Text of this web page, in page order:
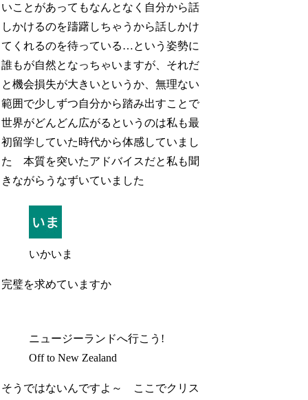
いことがあってもなんとなく自分から話
しかけるのを躊躇しちゃうから話しかけ
てくれるのを待っている…という姿勢に
誰もが自然となっちゃいますが、それだ
と機会損失が大きいというか、無理ない
範囲で少しずつ自分から踏み出すことで
世界がどんどん広がるというのは私も最
初留学していた時代から体感していまし
た 本質を突いたアドバイスだと私も聞
きながらうなずいていました
いかいま
完璧を求めていますか
ニュージーランドへ行こう!
Off to New Zealand
そうではないんですよ～ ここでクリス